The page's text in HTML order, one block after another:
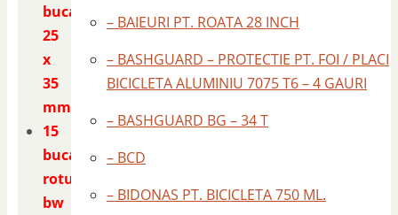
bucati
25
x
35
mm
15
bucati
rotunde
bw
– BAIEURI PT. ROATA 28 INCH
– BASHGUARD – PROTECTIE PT. FOI / PLACI
BICICLETA ALUMINIU 7075 T6 – 4 GAURI
– BASHGUARD BG – 34 T
– BCD
– BIDONAS PT. BICICLETA 750 ML.